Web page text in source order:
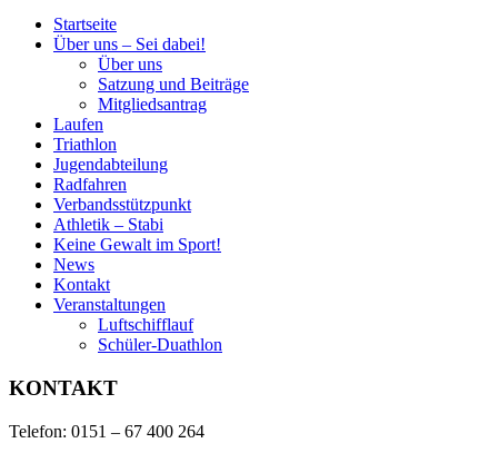
Startseite
Über uns – Sei dabei!
Über uns
Satzung und Beiträge
Mitgliedsantrag
Laufen
Triathlon
Jugendabteilung
Radfahren
Verbandsstützpunkt
Athletik – Stabi
Keine Gewalt im Sport!
News
Kontakt
Veranstaltungen
Luftschifflauf
Schüler-Duathlon
KONTAKT
Telefon: 0151 – 67 400 264